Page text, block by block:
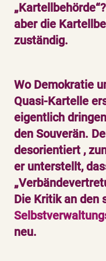
aber die
zuständig.
Wo Demokratie
Quasi-Kartelle
eigentlich
den Souverän.
desorientiert ,
er unterstellt,
Die Kritik an den
neu.